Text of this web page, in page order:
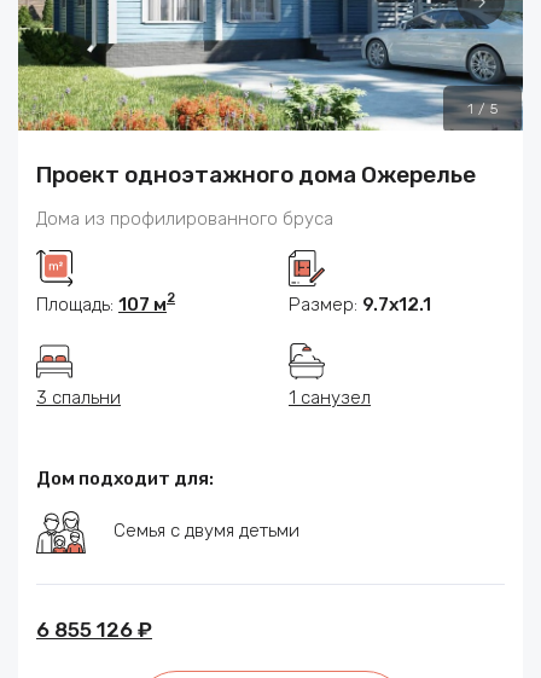
1 / 5
Проект одноэтажного дома Ожерелье
Дома из профилированного бруса
Площадь: 107 м2 Размер: 9.7х12.1
3 спальни 1 санузел
Дом подходит для:
Семья с двумя детьми
6 855 126 ₽